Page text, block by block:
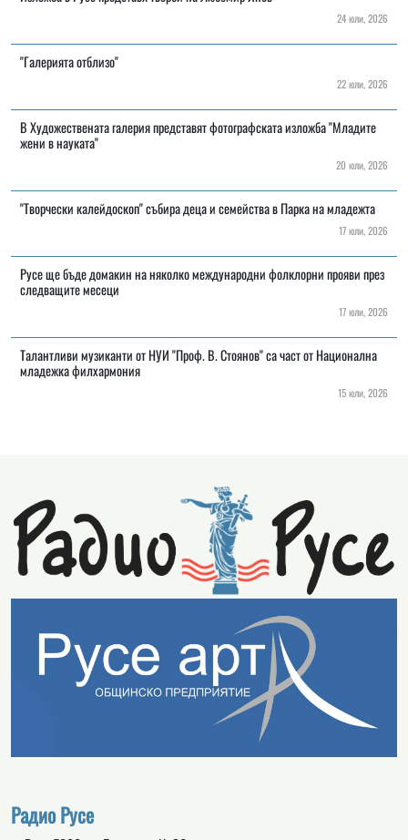
24 юли, 2026
"Галерията отблизо"
22 юли, 2026
В Художествената галерия представят фотографската изложба "Младите
жени в науката"
20 юли, 2026
"Творчески калейдоскоп" събира деца и семейства в Парка на младежта
17 юли, 2026
Русе ще бъде домакин на няколко международни фолклорни прояви през
следващите месеци
17 юли, 2026
Талантливи музиканти от НУИ "Проф. В. Стоянов" са част от Национална
младежка филхармония
15 юли, 2026
Радио Русе